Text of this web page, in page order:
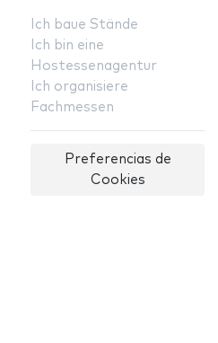
Ich baue Stände
Ich bin eine
Hostessenagentur
Ich organisiere
Fachmessen
Preferencias de
Cookies